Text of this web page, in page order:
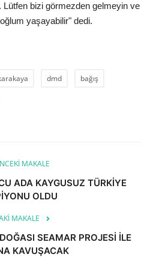
bizi görmezden gelmeyin ve
yaşayabilir" dedi.
dmd bağış
MAKALE
ADA KAYGUSUZ TÜRKİYE
OLDU
MAKALE
SEAMAR PROJESİ İLE
KAVUŞACAK